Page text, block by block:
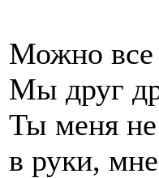
Можно все
Мы друг
Ты меня
в руки,